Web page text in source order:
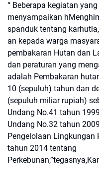
“ Beberapa kegiatan
menyampaikan
spanduk tentang
an kepada warga
pembakaran Hutan dan
dan peraturan yang
adalah Pembakaran
10 (sepuluh) tahun dan
(sepuluh miliar rupiah)
Undang No.41 tahun
Undang No.32 tahun
Pengelolaan Lingkungan
tahun 2014 tentang